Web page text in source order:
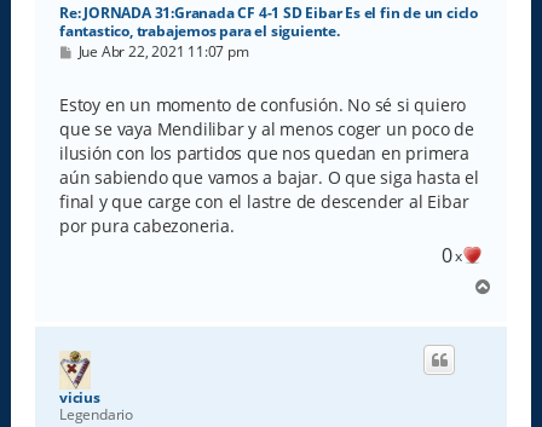
Re: JORNADA 31:Granada CF 4-1 SD Eibar Es el fin de un ciclo
fantastico, trabajemos para el siguiente.
M
s
a
j
e
Jue Abr 22, 2021 11:07 pm
Estoy en un momento de confusión. No sé si quiero
que se vaya Mendilibar y al menos coger un poco de
ilusión con los partidos que nos quedan en primera
aún sabiendo que vamos a bajar. O que siga hasta el
final y que carge con el lastre de descender al Eibar
por pura cabezoneria.
0x
r
vicius
Legendario